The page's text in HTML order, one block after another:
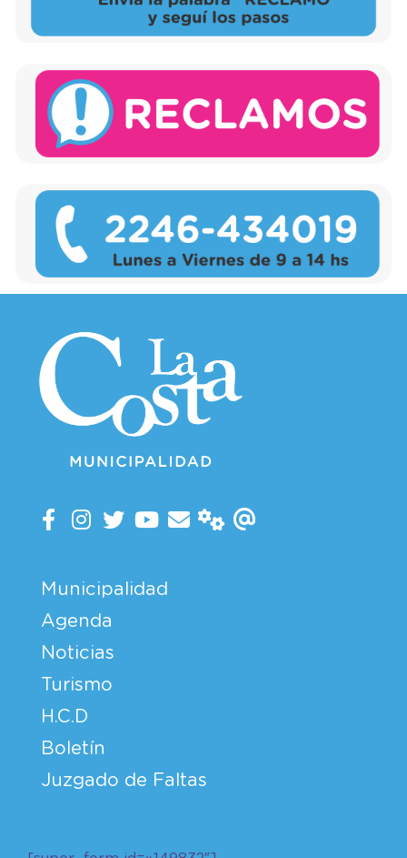
Municipalidad
Agenda
Noticias
Turismo
H.C.D
Boletín
Juzgado de Faltas